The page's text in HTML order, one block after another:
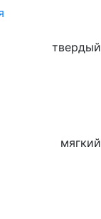
твердый
мягкий